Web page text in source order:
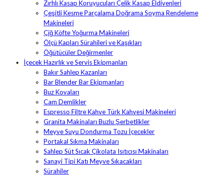
Zırhlı Kasap Koruyucuları Çelik Kasap Eldivenleri
Çeşitli Kesme Parçalama Doğrama Soyma Rendeleme
Makineleri
Çiğ Köfte Yoğurma Makineleri
Ölçü Kapları Sürahileri ve Kaşıkları
Öğütücüler Değirmenler
İçecek Hazırlık ve Servis Ekipmanları
Bakır Sahlep Kazanları
Bar Blender Bar Ekipmanları
Buz Kovaları
Cam Demlikler
Espresso Filtre Kahve Türk Kahvesi Makineleri
Granita Makinaları Buzlu Şerbetlikler
Meyve Suyu Dondurma Tozu İçecekler
Portakal Sıkma Makinaları
Sahlep Süt Sıcak Çikolata Isıtıcısı Makinaları
Sanayi Tipi Katı Meyve Sıkacakları
Sürahiler